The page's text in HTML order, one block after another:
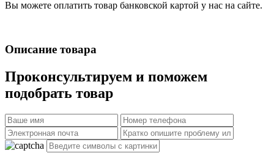
Вы можете оплатить товар банковской картой у нас на сайте.
Описание товара
Проконсультируем и поможем
подобрать товар